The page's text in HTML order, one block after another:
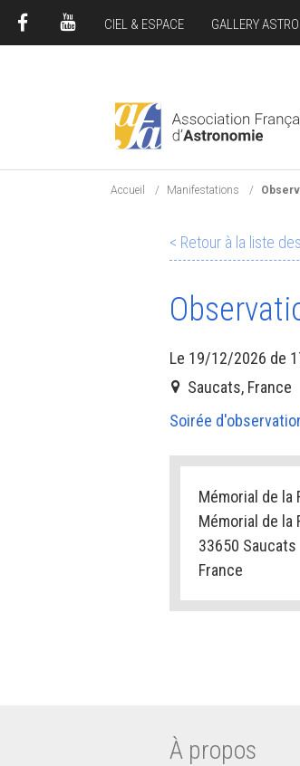
CIEL & ESPACE GALLERY ASTRO
Accueil Manifestations
< Retour à la liste
Le 19/12/2026 de
Saucats, France
Soirée
Mémorial de la
Mémorial de la
33650 Saucats
France
À propos